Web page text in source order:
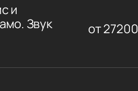
и
Звук
от27200